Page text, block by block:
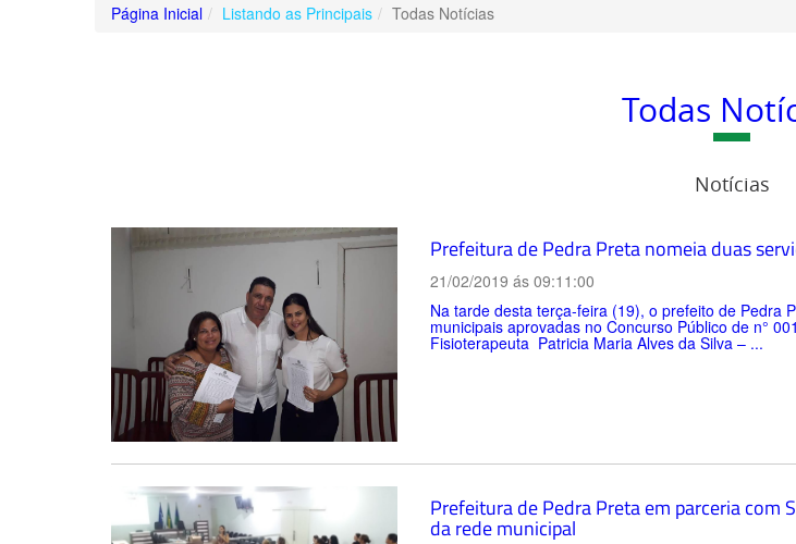
Página Inicial Listando as Principais Todas Notícias
Todas
Notícias
Prefeitura de Pedra Preta nomeia duas
21/02/2019 ás 09:11:00
Na tarde desta terça-feira (19), o prefeito de Pedra
municipais aprovadas no Concurso Público de n°
Fisioterapeuta Patricia Maria Alves da Silva – ...
Prefeitura de Pedra Preta em parceria com
da rede municipal